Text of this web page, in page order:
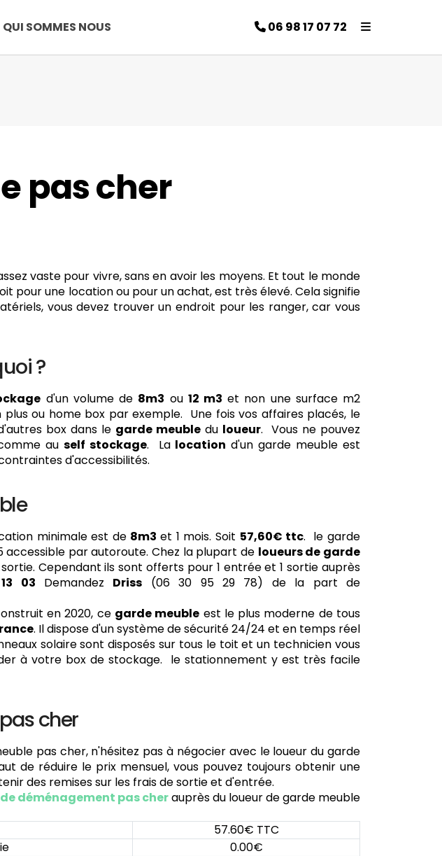
QUI SOMMES NOUS 06 98 17 07 72
pas cher
vaste pour vivre, sans en avoir les moyens. Et tout le monde
pour une location ou pour un achat, est très élevé. Cela signifie
vous devez trouver un endroit pour les ranger, car vous
?
d'un volume de 8m3 ou 12 m3 et non une surface m2
ou home box par exemple. Une fois vos affaires placés, le
box dans le garde meuble du loueur. Vous ne pouvez
au self stockage. La location d'un garde meuble est
d'accessibilités.
minimale est de8m3 et 1 mois. Soit 57,60€ ttc. le garde
accessible par autoroute. Chez la plupart de loueurs de garde
Cependant ils sont offerts pour 1 entrée et 1 sortie auprès
03 Demandez Driss (06 30 95 29 78) de la part de
en 2020, ce garde meuble est le plus moderne de tous
. Il dispose d'un système de sécurité 24/24 et en temps réel
solaire sont disposés sur tous le toit et un technicien vous
à votre box de stockage. le stationnement y est très facile
cher
pas cher, n'hésitez pas à négocier avec le loueur du garde
de réduire le prix mensuel, vous pouvez toujours obtenir une
des remises sur les frais de sortie et d'entrée.
déménagement pas cherauprès du loueur de garde meuble
57.60€ TTC
0.00€